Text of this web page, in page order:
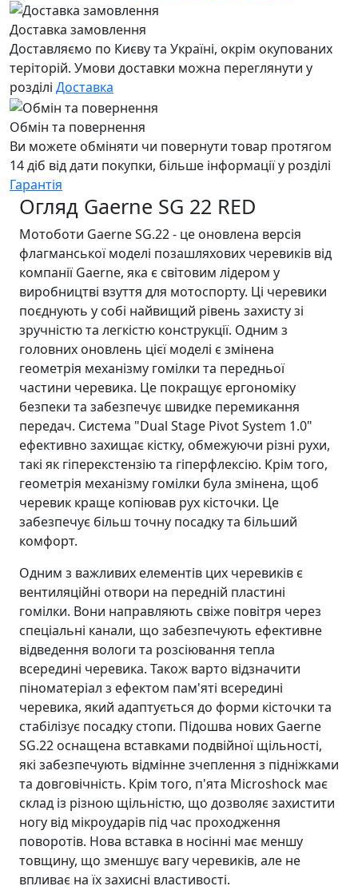
Доставка замовлення
Доставляємо по Києву та Україні, окрім окупованих
теріторій. Умови доставки можна переглянути у
розділі Доставка
Обмін та повернення
Ви можете обміняти чи повернути товар протягом
14 діб від дати покупки, більше інформації у розділі
Гарантія
Огляд Gaerne SG 22 RED
Мотоботи Gaerne SG.22 - це оновлена версія
флагманської моделі позашляхових черевиків від
компанії Gaerne, яка є світовим лідером у
виробництві взуття для мотоспорту. Ці черевики
поєднують у собі найвищий рівень захисту зі
зручністю та легкістю конструкції. Одним з
головних оновлень цієї моделі є змінена
геометрія механізму гомілки та передньої
частини черевика. Це покращує ергономіку
безпеки та забезпечує швидке перемикання
передач. Система "Dual Stage Pivot System 1.0"
ефективно захищає кістку, обмежуючи різні рухи,
такі як гіперекстензію та гіперфлексію. Крім того,
геометрія механізму гомілки була змінена, щоб
черевик краще копіював рух кісточки. Це
забезпечує більш точну посадку та більший
комфорт.
Одним з важливих елементів цих черевиків є
вентиляційні отвори на передній пластині
гомілки. Вони направляють свіже повітря через
спеціальні канали, що забезпечують ефективне
відведення вологи та розсіювання тепла
всередині черевика. Також варто відзначити
піноматеріал з ефектом пам'яті всередині
черевика, який адаптується до форми кісточки та
стабілізує посадку стопи. Підошва нових Gaerne
SG.22 оснащена вставками подвійної щільності,
які забезпечують відмінне зчеплення з підніжками
та довговічність. Крім того, п'ята Microshock має
склад із різною щільністю, що дозволяє захистити
ногу від мікроударів під час проходження
поворотів. Нова вставка в носінні має меншу
товщину, що зменшує вагу черевиків, але не
впливає на їх захисні властивості.